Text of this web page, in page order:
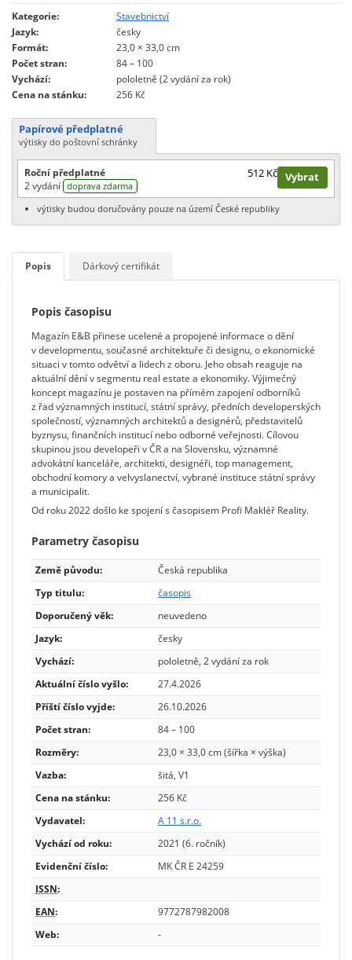
Kategorie:
Stavebnictví
Jazyk:
česky
Formát:
23,0 × 33,0 cm
Počet stran:
84 – 100
Vychází:
pololetně (2 vydání za rok)
Cena na stánku:
256 Kč
Papírové předplatné
výtisky do poštovní schránky
Roční předplatné
2 vydání doprava zdarma
512 Kč Vybrat
výtisky budou doručovány pouze na území České republiky
Popis Dárkový certifikát
Popis časopisu
Magazín E&B přinese ucelené a propojené informace o dění
v developmentu, současné architektuře či designu, o ekonomické
situaci v tomto odvětví a lidech z oboru. Jeho obsah reaguje na
aktuální dění v segmentu real estate a ekonomiky. Výjimečný
koncept magazínu je postaven na přímém zapojení odborníků
z řad významných institucí, státní správy, předních developerských
společností, významných architektů a designérů, představitelů
byznysu, finančních institucí nebo odborné veřejnosti. Cílovou
skupinou jsou developeři v ČR a na Slovensku, významné
advokátní kanceláře, architekti, designéři, top management,
obchodní komory a velvyslanectví, vybrané instituce státní správy
a municipalit.
Od roku 2022 došlo ke spojení s časopisem Profi Makléř Reality.
Parametry časopisu
Země původu:
Česká republika
Typ titulu:
časopis
Doporučený věk:
neuvedeno
Jazyk:
česky
Vychází:
pololetně, 2 vydání za rok
Aktuální číslo vyšlo:
27.4.2026
Příští číslo vyjde:
26.10.2026
Počet stran:
84 – 100
Rozměry:
23,0 × 33,0 cm (šířka × výška)
Vazba:
šitá, V1
Cena na stánku:
256 Kč
Vydavatel:
A 11 s.r.o.
Vychází od roku:
2021 (6. ročník)
Evidenční číslo:
MK ČR E 24259
ISSN:
EAN:
9772787982008
Web:
-